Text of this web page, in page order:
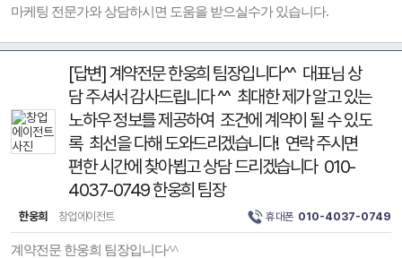
마케팅 전문가와 상담하시면 도움을 받으실수가 있습니다.
[답변] 계약전문 한웅희 팀장입니다^^ 대표님 상
담 주셔서 감사드립니다 ^^ 최대한 제가 알고 있는
노하우 정보를 제공하여 조건에 계약이 될 수 있도
록 최선을 다해 도와드리겠습니다! 연락 주시면
편한 시간에 찾아뵙고 상담 드리겠습니다 010-
4037-0749 한웅희 팀장
한웅희 창업에이전트 휴대폰 010-4037-0749
계약전문 한웅희 팀장입니다^^